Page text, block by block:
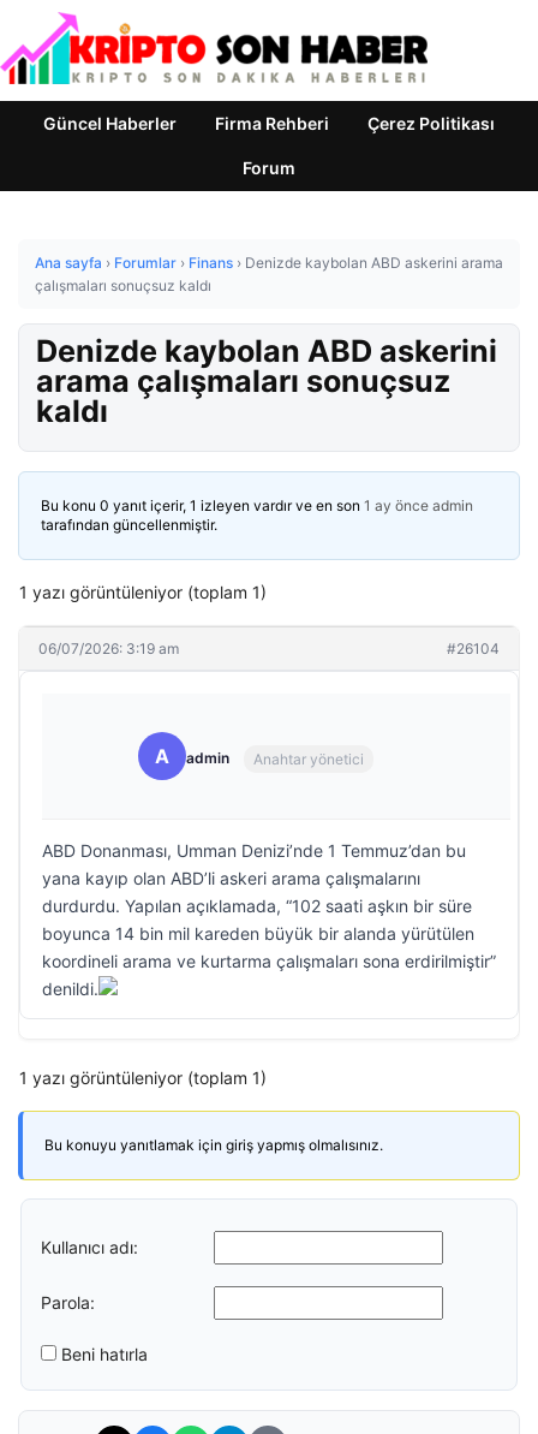
Güncel Haberler Firma Rehberi Çerez Politikası
Forum
Ana sayfa › Forumlar › Finans › Denizde kaybolan ABD askerini arama
çalışmaları sonuçsuz kaldı
Denizde kaybolan ABD askerini
arama çalışmaları sonuçsuz
kaldı
Bu konu 0 yanıt içerir, 1 izleyen vardır ve en son 1 ay önce admin
tarafından güncellenmiştir.
1 yazı görüntüleniyor (toplam 1)
06/07/2026: 3:19 am #26104
A admin Anahtar yönetici
ABD Donanması, Umman Denizi’nde 1 Temmuz’dan bu
yana kayıp olan ABD’li askeri arama çalışmalarını
durdurdu. Yapılan açıklamada, “102 saati aşkın bir süre
boyunca 14 bin mil kareden büyük bir alanda yürütülen
koordineli arama ve kurtarma çalışmaları sona erdirilmiştir”
denildi.
1 yazı görüntüleniyor (toplam 1)
Bu konuyu yanıtlamak için giriş yapmış olmalısınız.
Kullanıcı adı:
Parola:
Beni hatırla